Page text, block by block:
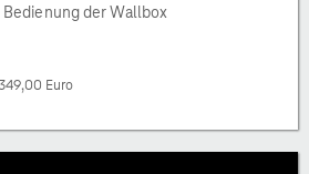
der Wallbox
Euro